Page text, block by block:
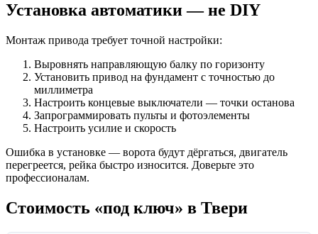
Установка автоматики — не DIY
Монтаж привода требует точной настройки:
Выровнять направляющую балку по горизонту
Установить привод на фундамент с точностью до
миллиметра
Настроить концевые выключатели — точки останова
Запрограммировать пульты и фотоэлементы
Настроить усилие и скорость
Ошибка в установке — ворота будут дёргаться, двигатель
перегреется, рейка быстро износится. Доверьте это
профессионалам.
Стоимость «под ключ» в Твери